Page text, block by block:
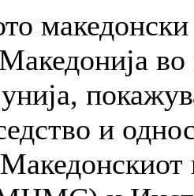
македонски
и